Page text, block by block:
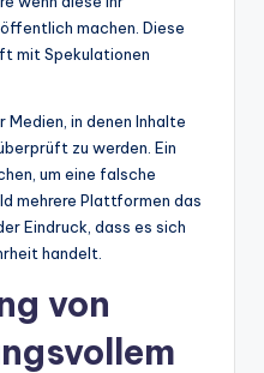
machen. Diese
mit Spekulationen
Medien, in denen Inhalte
zu werden. Ein
um eine falsche
mehrere Plattformen das
Eindruck, dass es sich
handelt.
von